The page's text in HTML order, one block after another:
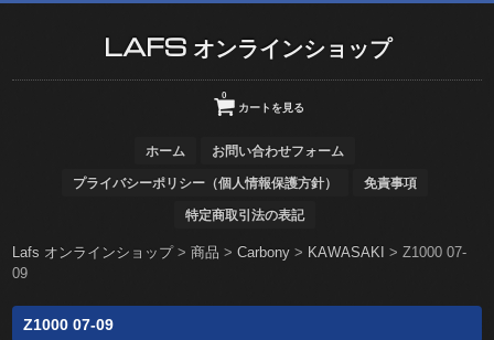
LAFS オンラインショップ
カートを見る
0
ホーム お問い合わせフォーム
プライバシーポリシー（個人情報保護方針） 免責事項
特定商取引法の表記
Lafs オンラインショップ>商品 >Carbony > KAWASAKI >Z1000 07-
09
Z1000 07-09